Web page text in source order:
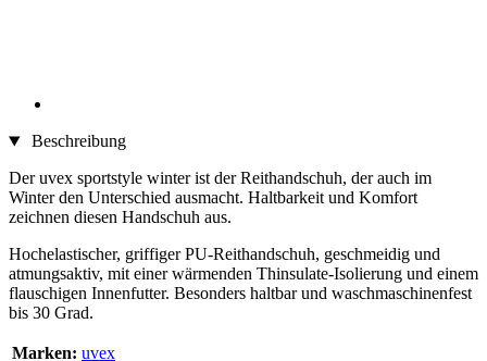
Beschreibung
Der uvex sportstyle winter ist der Reithandschuh, der auch im
Winter den Unterschied ausmacht. Haltbarkeit und Komfort
zeichnen diesen Handschuh aus.
Hochelastischer, griffiger PU-Reithandschuh, geschmeidig und
atmungsaktiv, mit einer wärmenden Thinsulate-Isolierung und einem
flauschigen Innenfutter. Besonders haltbar und waschmaschinenfest
bis 30 Grad.
Marken: uvex